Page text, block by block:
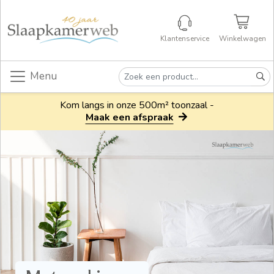
Klantenservice Winkelwagen
Menu
Kom langs in onze 500m² toonzaal -
Maak een afspraak